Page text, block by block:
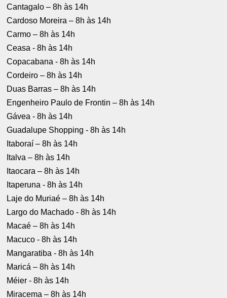
Cantagalo – 8h às 14h
Cardoso Moreira – 8h às 14h
Carmo – 8h às 14h
Ceasa - 8h às 14h
Copacabana - 8h às 14h
Cordeiro – 8h às 14h
Duas Barras – 8h às 14h
Engenheiro Paulo de Frontin – 8h às 14h
Gávea - 8h às 14h
Guadalupe Shopping - 8h às 14h
Itaboraí – 8h às 14h
Italva – 8h às 14h
Itaocara – 8h às 14h
Itaperuna - 8h às 14h
Laje do Muriaé – 8h às 14h
Largo do Machado - 8h às 14h
Macaé – 8h às 14h
Macuco - 8h às 14h
Mangaratiba - 8h às 14h
Maricá – 8h às 14h
Méier - 8h às 14h
Miracema – 8h às 14h